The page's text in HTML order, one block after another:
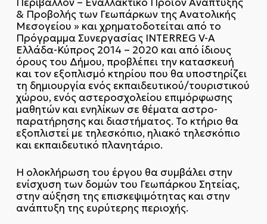
& Προβολής των Γεωπάρκων της Ανατολικής
Μεσογείου » και χρηματοδοτείται από το
Πρόγραμμα Συνεργασίας INTERREG V-A
Ελλάδα-Κύπρος 2014 – 2020 και από ίδιους
όρους του Δήμου, προβλέπει την κατασκευή
και τον εξοπλισμό κτηρίου που θα υποστηρίζει
τη δημιουργία ενός εκπαιδευτικού/τουριστικού
χώρου, ενός αστεροσχολείου επιμόρφωσης
μαθητών και ενηλίκων σε θέματα αστρο-
παρατήρησης και διαστήματος. Το κτήριο θα
εξοπλιστεί με τηλεσκόπιο, ηλιακό τηλεσκόπιο
και εκπαιδευτικό πλανητάριο.
Η ολοκλήρωση του έργου θα συμβάλει στην
ενίσχυση των δομών του Γεωπάρκου Σητείας,
στην αύξηση της επισκεψιμότητας και στην
ανάπτυξη της ευρύτερης περιοχής.